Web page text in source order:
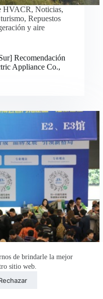
de brindarle la mejor
sitio web.
HVACR, Noticias,
turismo, Repuestos
y aire
Recomendación
Appliance Co.,
简体中文
English
繁體中文
Deutsch
Français du Canada
Italiano
日本語
한국어
Bahasa Indonesia
Русский